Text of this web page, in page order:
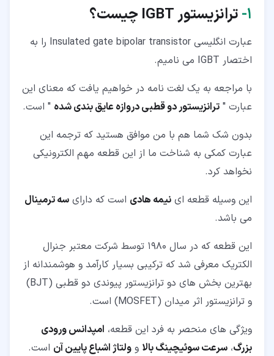
۱‏- ترانزیستورIGBT چیست؟
عبارت انگلیسی Insulated gate bipolar transistor را به
اختصار IGBT می نامیم.
با مراجعه به یک لغت نامه در خواهیم یافت که معنای این
عبارت " ترانزیستور دو قطبی دروازه عایق بندی شده " است.
بدون شک شما هم با من موافق هستید که ترجمه این
عبارت کمکی به شناخت ما از این قطعه مهم الکترونیکی
نخواهد کرد.
این وسیله قطعه ای نیمه هادی است که دارای سه ترمینال
می باشد.
این قطعه که در سال 1980 توسط شرکت معتبر جنرال
الکتریک معرفی شد که ترکیبی بسیار کارآمد و هوشمندانه از
بهترین بخش های دو ترانزیستور پیوندی دو قطبی (BJT)
و ترانزیستور اثر میدان (MOSFET) است.
ویژگی های منحصر به فرد این قطعه، امپدانس ورودی
بزرگ، سرعت سوئیچینگ بالا و ولتاژ اشباع پایین آن است.